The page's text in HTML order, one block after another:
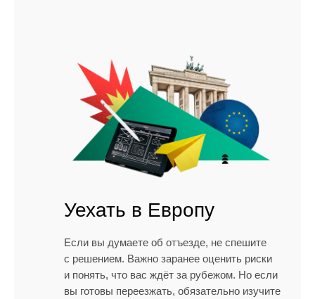
Если вы думаете об отъезде, не спешите
с решением. Важно заранее оценить риски
и понять, что вас ждёт за рубежом. Но если
вы готовы переезжать, обязательно изучите
Уехать в Европу